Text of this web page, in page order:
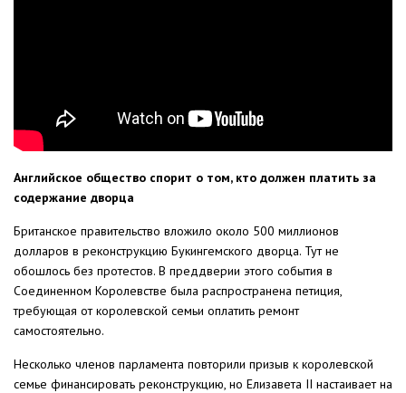
Английское общество спорит о том, кто должен платить за
содержание дворца
Британское правительство вложило около 500 миллионов
долларов в реконструкцию Букингемского дворца. Тут не
обошлось без протестов. В преддверии этого события в
Соединенном Королевстве была распространена петиция,
требующая от королевской семьи оплатить ремонт
самостоятельно.
Несколько членов парламента повторили призыв к королевской
семье финансировать реконструкцию, но Елизавета II настаивает на